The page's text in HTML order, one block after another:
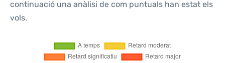
continuació una anàlisi de com puntuals han estat els
vols.